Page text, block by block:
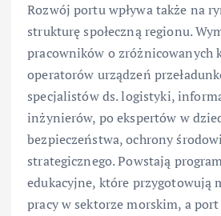
Rozwój portu wpływa także na
strukturę społeczną regionu.
pracowników o zróżnicowanych
operatorów urządzeń
specjalistów ds. logistyki,
inżynierów, po ekspertów w
bezpieczeństwa, ochrony
strategicznego. Powstają
edukacyjne, które przygotowują
pracy w sektorze morskim, a port